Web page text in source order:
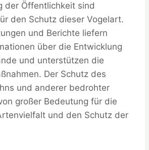
der Öffentlichkeit sind
den Schutz dieser Vogelart.
und Berichte liefern
über die Entwicklung
und unterstützen die
Der Schutz des
und anderer bedrohter
großer Bedeutung für die
und den Schutz der